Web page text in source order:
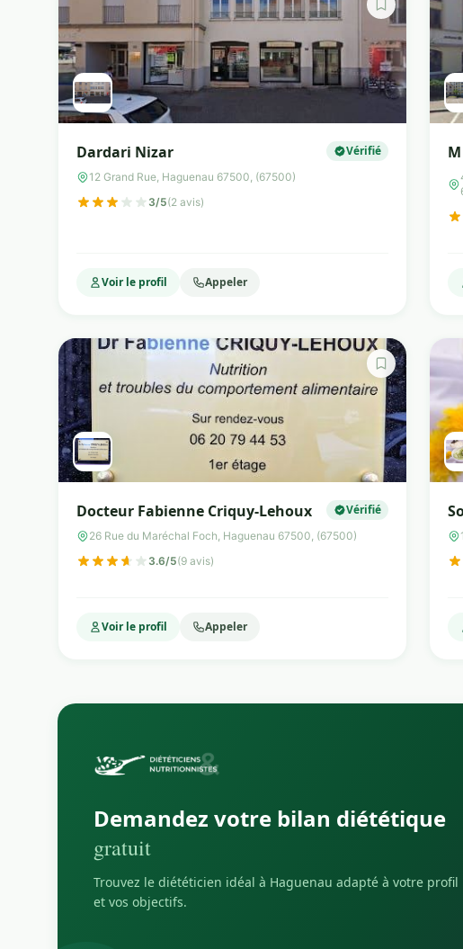
Dardari Nizar Vérifié
12 Grand Rue, Haguenau 67500, (67500)
3/5(2 avis)
Voir le profil Appeler
Docteur Fabienne Criquy-Lehoux Vérifié
26 Rue du Maréchal Foch, Haguenau 67500, (67500)
3.6/5(9 avis)
Voir le profil Appeler
Demandez votre bilan diététique
gratuit
Trouvez le diététicien idéal à Haguenau adapté à votre profil
et vos objectifs.